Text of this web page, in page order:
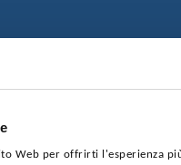
Web per offrirti l'esperienza